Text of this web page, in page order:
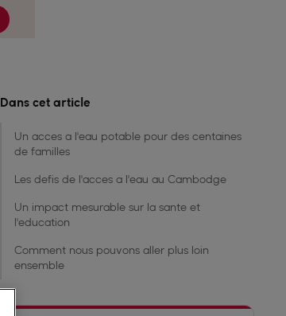
Dans cet article
Un acces a l'eau potable pour des centaines
de familles
Les defis de l'acces a l'eau au Cambodge
Un impact mesurable sur la sante et
l'education
Comment nous pouvons aller plus loin
ensemble